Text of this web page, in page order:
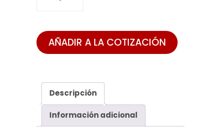
AÑADIR A LA COTIZACIÓN
Descripción
Información adicional